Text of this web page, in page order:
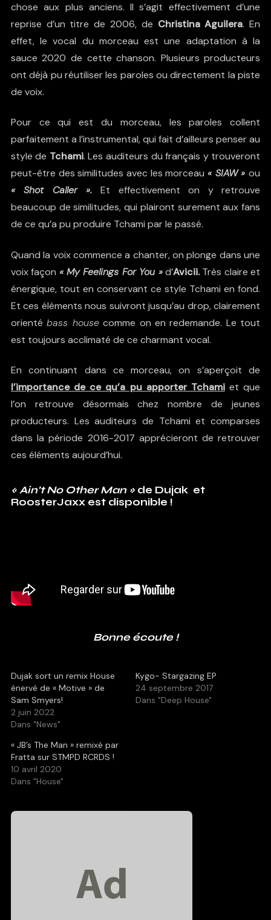
chose aux plus anciens. Il s’agit effectivement d’une
reprise d’un titre de 2006, de Christina Aguilera. En
effet, le vocal du morceau est une adaptation à la
sauce 2020 de cette chanson. Plusieurs producteurs
ont déjà pu réutiliser les paroles ou directement la piste
de voix.
Pour ce qui est du morceau, les paroles collent
parfaitement a l’instrumental, qui fait d’ailleurs penser au
style de Tchami. Les auditeurs du français y trouveront
peut-être des similitudes avec les morceau « SIAW »ou
« Shot Caller ». Et effectivement on y retrouve
beaucoup de similitudes, qui plairont surement aux fans
de ce qu’a pu produire Tchami par le passé.
Quand la voix commence a chanter, on plonge dans une
voix façon « My Feelings For You »d’Avicii.Très claire et
énergique, tout en conservant ce style Tchami en fond.
Et ces éléments nous suivront jusqu’au drop, clairement
orientébass housecomme on en redemande. Le tout
est toujours acclimaté de ce charmant vocal.
En continuant dans ce morceau, on s’aperçoit de
l’importance de ce qu’a pu apporter Tchamiet que
l’on retrouve désormais chez nombre de jeunes
producteurs. Les auditeurs de Tchami et comparses
dans la période 2016-2017 apprécieront de retrouver
ces éléments aujourd’hui.
« Ain’t No Other Man »de Dujak et
RoosterJaxx est disponible !
Bonne écoute !
Dujak sort un remix House
énervé de « Motive » de
Sam Smyers!
2 juin 2022
Dans "News"
Kygo- Stargazing EP
24 septembre 2017
Dans "Deep House"
« JB’s The Man » remixé par
Fratta sur STMPD RCRDS !
10 avril 2020
Dans "House"